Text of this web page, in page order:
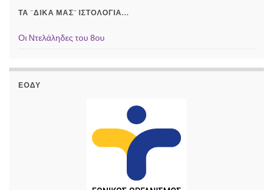
ΤΑ ¨ΔΙΚΆ ΜΑΣ¨ ΙΣΤΟΛΌΓΙΑ...
Οι Ντελάληδες του 8ου
ΕΟΔΥ